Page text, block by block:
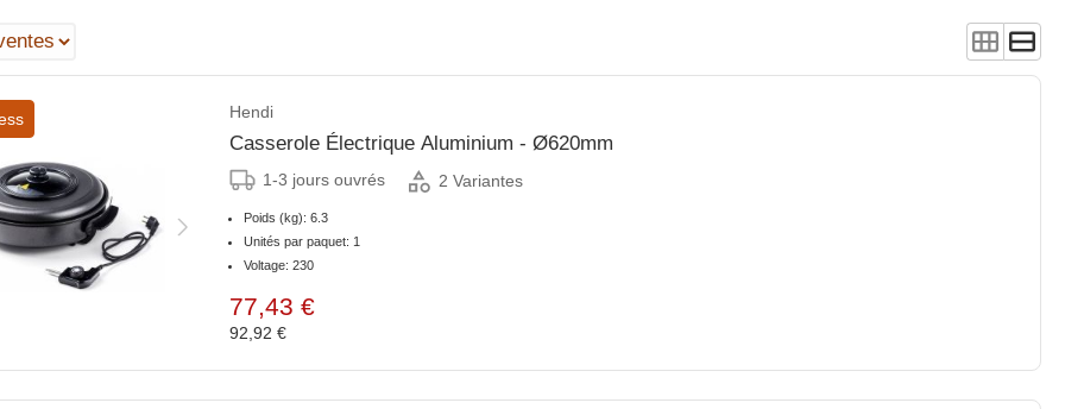
Hendi
Casserole Électrique Aluminium - Ø620mm
1-3 jours ouvrés 2 Variantes
Poids (kg): 6.3
Unités par paquet: 1
Voltage: 230
77,43 €
92,92 €